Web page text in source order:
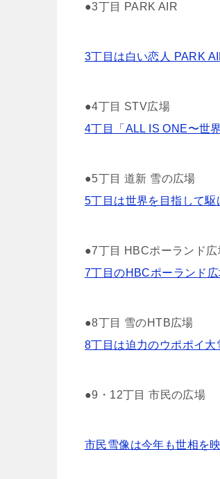
●3丁目 PARK AIR
3丁目は白い恋人 PARK
●4丁目 STV広場
4丁目「ALL IS ONE〜世
●5丁目 道新 雪の広場
5丁目は世界を目指して
●7丁目 HBCポーランド広
7丁目のHBCポーランド
●8丁目 雪のHTB広場
8丁目は迫力のウポポイ
●9・12丁目 市民の広場
市民雪像は今年も世相を